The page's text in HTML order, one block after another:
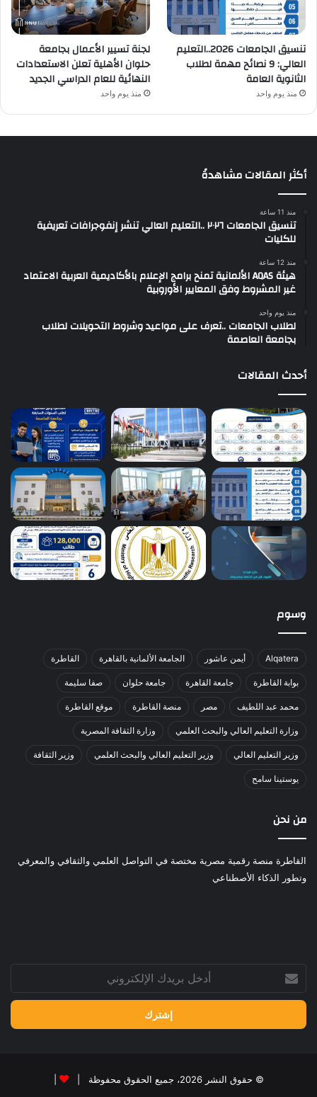
تنسيق الجامعات 2026..التعليم
العالي: 9 نصائح مهمة لطلاب
الثانوية العامة
منذ يوم واحد
لجنة تسيير الأعمال بجامعة
حلوان الأهلية تعلن الاستعدادات
النهائية للعام الدراسي الجديد
منذ يوم واحد
أكثر المقالات مشاهدةً
منذ 11 ساعة
تنسيق الجامعات ٢٠٢٦ ..التعليم العالي تنشر إنفوجرافات تعريفية
للكليات
منذ 12 ساعة
هيئة AQAS الألمانية تمنح برامج الإعلام بالأكاديمية العربية الاعتماد
غير المشروط وفق المعايير الأوروبية
منذ يوم واحد
لطلاب الجامعات ..تعرف على مواعيد وشروط التحويلات لطلاب
بجامعة العاصمة
أحدث المقالات
وسوم
Alqatera أيمن عاشور الجامعة الألمانية بالقاهرة القاطرة
بوابة القاطرة جامعة القاهرة جامعة حلوان صفا سليمة
محمد عبد اللطيف مصر منصة القاطرة موقع القاطرة
وزارة التعليم العالي والبحث العلمي وزارة الثقافة المصرية
وزير التعليم العالي وزير التعليم العالي والبحث العلمي وزير الثقافة
يوستينا سامح
من نحن
القاطرة منصة رقمية مصرية مختصة في التواصل العلمي والثقافي والمعرفي
وتطور الذكاء الأصطناعي
بريدك
الإلكتروني
© حقوق النشر 2026، جميع الحقوق محفوظة |